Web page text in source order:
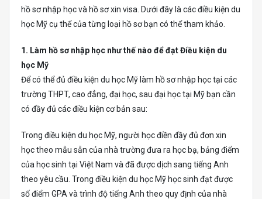
hồ sơ nhập học và hồ sơ xin visa. Dưới đây là các điều kiện du
học Mỹ cụ thể của từng loại hồ sơ bạn có thể tham khảo.
1. Làm hồ sơ nhập học như thế nào để đạt Điều kiện du
học Mỹ
Để có thể đủ điều kiện du học Mỹ làm hồ sơ nhập học tại các
trường THPT, cao đẳng, đại học, sau đại học tại Mỹ bạn cần
có đầy đủ các điều kiện cơ bản sau:
Trong điều kiện du học Mỹ, người học điền đầy đủ đơn xin
học theo mẫu sẵn của nhà trường đưa ra học bạ, bảng điểm
của học sinh tại Việt Nam và đã được dịch sang tiếng Anh
theo yêu cầu. Trong điều kiện du học Mỹ học sinh đạt được
số điểm GPA và trình độ tiếng Anh theo quy định của nhà